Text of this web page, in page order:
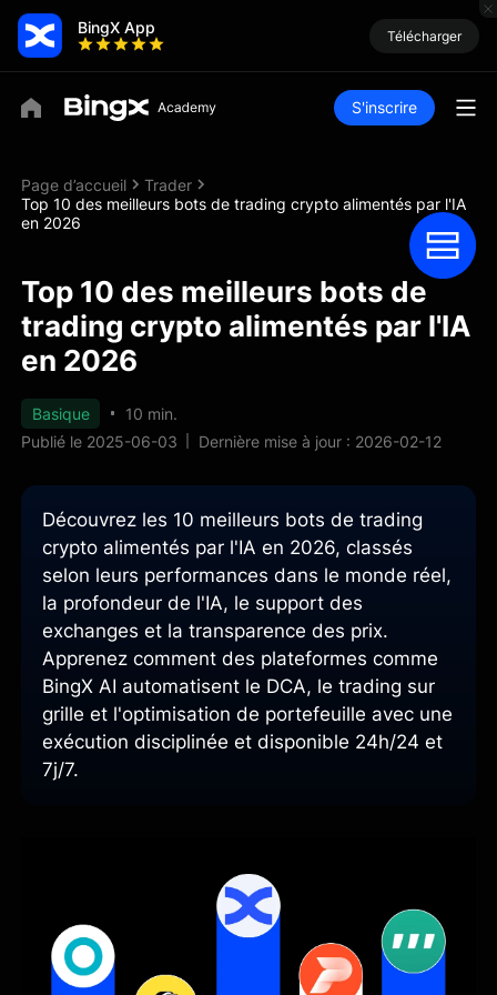
BingX App Télécharger
S'inscrire
Page d’accueil
Trader
Top 10 des meilleurs bots de trading crypto alimentés par l'IA
en 2026
Top 10 des meilleurs bots de
trading crypto alimentés par l'IA
en 2026
Basique
10 min.
Publié le 2025-06-03
Dernière mise à jour : 2026-02-12
Découvrez les 10 meilleurs bots de trading
crypto alimentés par l'IA en 2026, classés
selon leurs performances dans le monde réel,
la profondeur de l'IA, le support des
exchanges et la transparence des prix.
Apprenez comment des plateformes comme
BingX AI automatisent le DCA, le trading sur
grille et l'optimisation de portefeuille avec une
exécution disciplinée et disponible 24h/24 et
7j/7.